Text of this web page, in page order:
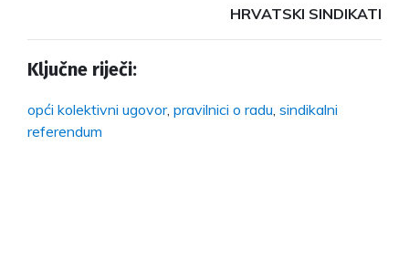
HRVATSKI SINDIKATI
Ključne riječi:
opći kolektivni ugovor, pravilnici o radu sindikalni
referendum